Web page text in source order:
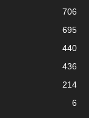
706
695
440
436
214
6